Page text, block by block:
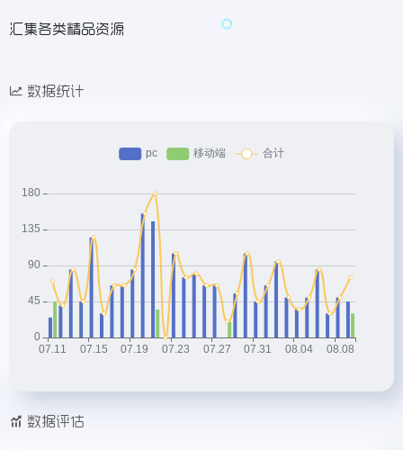
汇集各类精品资源
数据统计
数据评估